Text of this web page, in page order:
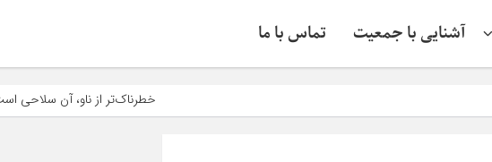
آشنایی با جمعیت تماس با ما
خطرناک‌تر از ناو، آن سلاحی است که می‌تواند این